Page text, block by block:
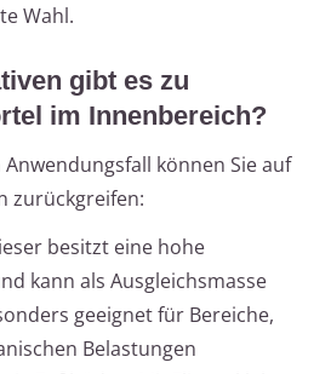
Wahl.
gibt es zu
im Innenbereich?
Anwendungsfall können Sie auf
zurückgreifen:
besitzt eine hohe
kann als Ausgleichsmasse
geeignet für Bereiche,
Belastungen